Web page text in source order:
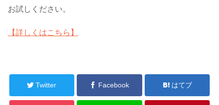
お試しください。
【詳しくはこちら】
Twitter Facebook はてブ